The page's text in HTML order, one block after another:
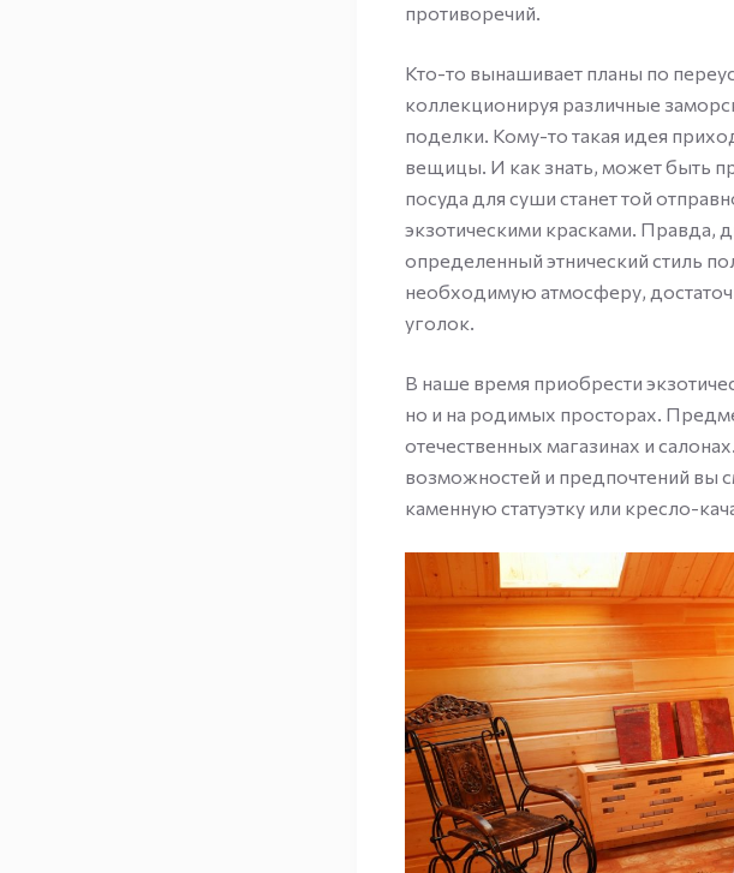
противоречий.
Кто-то вынашивает планы по
коллекционируя различные
поделки. Кому-то такая идея
вещицы. И как знать, может быть
посуда для суши станет той
экзотическими красками. Правда,
определенный этнический стиль
необходимую атмосферу,
уголок.
В наше время приобрести
но и на родимых просторах.
отечественных магазинах и
возможностей и предпочтений вы
каменную статуэтку или кресло-